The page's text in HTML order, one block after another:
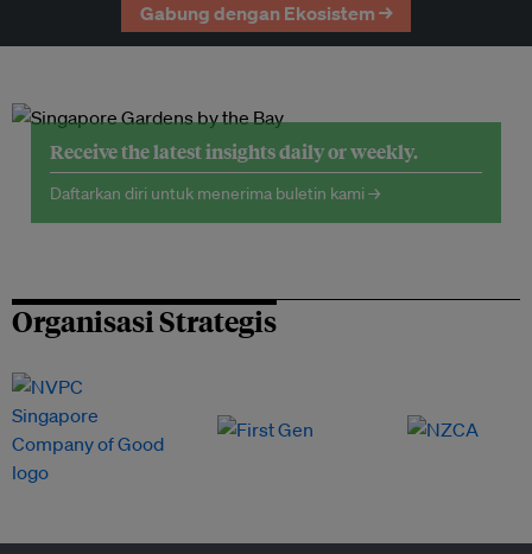
Gabung dengan Ekosistem →
Receive the latest insights daily or weekly.
Daftarkan diri untuk menerima buletin kami →
Organisasi Strategis